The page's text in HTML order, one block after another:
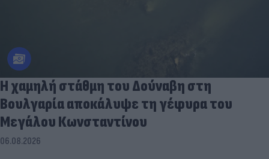
Η χαμηλή στάθμη του Δούναβη στη
Βουλγαρία αποκάλυψε τη γέφυρα του
Μεγάλου Κωνσταντίνου
06.08.2026